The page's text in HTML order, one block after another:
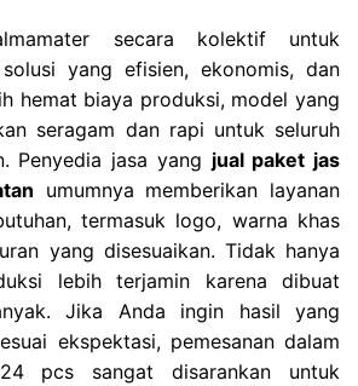
secara kolektif untuk
yang efisien, ekonomis, dan
hemat biaya produksi, model yang
seragam dan rapi untuk seluruh
Penyedia jasa yang jual paket jas
umumnya memberikan layanan
termasuk logo, warna khas
yang disesuaikan. Tidak hanya
lebih terjamin karena dibuat
Jika Anda ingin hasil yang
ekspektasi, pemesanan dalam
pcs sangat disarankan untuk